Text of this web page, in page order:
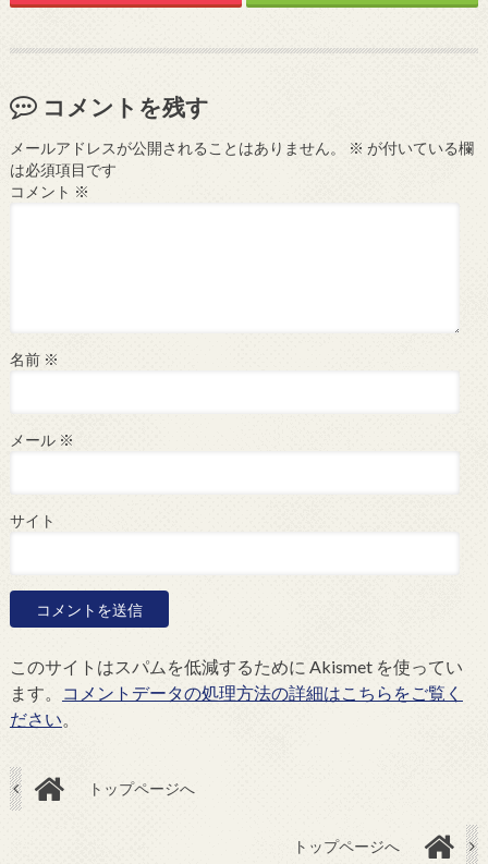
コメントを残す
メールアドレスが公開されることはありません。 ※ が付いている欄
は必須項目です
コメント ※
名前 ※
メール ※
サイト
このサイトはスパムを低減するために Akismet を使ってい
ます。
コメントデータの処理方法の詳細はこちらをご覧く
ださい。
トップページへ
トップページへ